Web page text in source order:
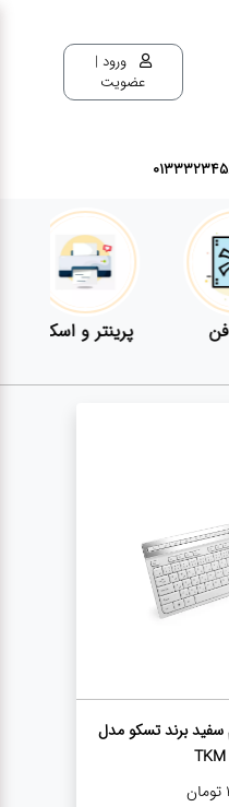
ورود |
عضویت
مانیتور
برند تسکو مدل
TKM
تومان